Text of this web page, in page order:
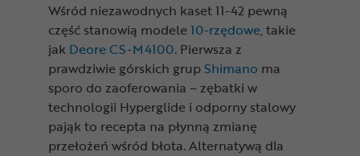
Wśród niezawodnych kaset 11-42 pewną
część stanowią modele 10-rzędowe, takie
jak Deore CS-M4100. Pierwsza z
prawdziwie górskich grupShimano ma
sporo do zaoferowania – zębatki w
technologii Hyperglide i odporny stalowy
pająk to recepta na płynną zmianę
przełożeń wśród błota. Alternatywą dla